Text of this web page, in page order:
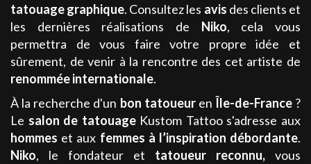
tatouagegraphique. Consultez les avis des clients et
les dernières réalisations de Niko, cela vous
permettra de vous faire votre propre idée et
sûrement, de venir à la rencontre des cet artiste de
renommée internationale.
À la recherche d'un bon tatoueuren Île-de-France?
Le salon de tatouageKustom Tattoo s'adresse aux
hommes et aux femmes à l’inspiration débordante.
Niko, le fondateur et tatoueur reconnu, vous